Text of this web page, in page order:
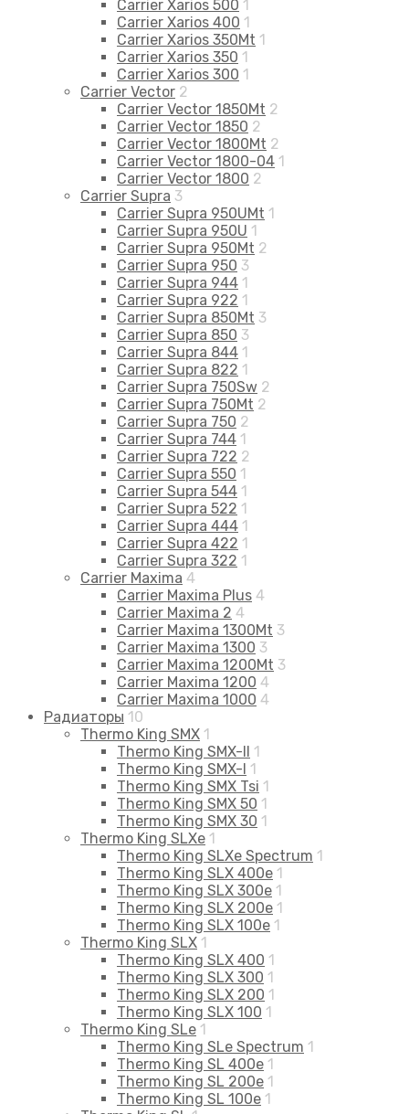
Carrier Xarios 500 1
Carrier Xarios 400 1
Carrier Xarios 350Mt 1
Carrier Xarios 350 1
Carrier Xarios 300 1
Carrier Vector 2
Carrier Vector 1850Mt 2
Carrier Vector 1850 2
Carrier Vector 1800Mt 2
Carrier Vector 1800-04 1
Carrier Vector 1800 2
Carrier Supra 3
Carrier Supra 950UMt 1
Carrier Supra 950U 1
Carrier Supra 950Mt 2
Carrier Supra 950 3
Carrier Supra 944 1
Carrier Supra 922 1
Carrier Supra 850Mt 3
Carrier Supra 850 3
Carrier Supra 844 1
Carrier Supra 822 1
Carrier Supra 750Sw 2
Carrier Supra 750Mt 2
Carrier Supra 750 2
Carrier Supra 744 1
Carrier Supra 722 2
Carrier Supra 550 1
Carrier Supra 544 1
Carrier Supra 522 1
Carrier Supra 444 1
Carrier Supra 422 1
Carrier Supra 322 1
Carrier Maxima 4
Carrier Maxima Plus 4
Carrier Maxima 2 4
Carrier Maxima 1300Mt 3
Carrier Maxima 1300 3
Carrier Maxima 1200Mt 3
Carrier Maxima 1200 4
Carrier Maxima 1000 4
Радиаторы 10
Thermo King SMX 1
Thermo King SMX-II 1
Thermo King SMX-I 1
Thermo King SMX Tsi 1
Thermo King SMX 50 1
Thermo King SMX 30 1
Thermo King SLXe 1
Thermo King SLXe Spectrum 1
Thermo King SLX 400e 1
Thermo King SLX 300e 1
Thermo King SLX 200e 1
Thermo King SLX 100e 1
Thermo King SLX 1
Thermo King SLX 400 1
Thermo King SLX 300 1
Thermo King SLX 200 1
Thermo King SLX 100 1
Thermo King SLe 1
Thermo King SLe Spectrum 1
Thermo King SL 400e 1
Thermo King SL 200e 1
Thermo King SL 100e 1